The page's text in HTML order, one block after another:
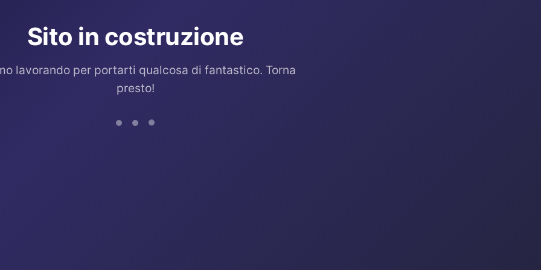
Sito in costruzione
lavorando per portarti qualcosa di fantastico. Torna
presto!